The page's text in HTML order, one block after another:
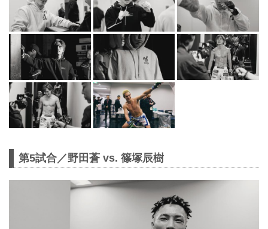
第5試合／野田蒼 vs. 篠塚辰樹